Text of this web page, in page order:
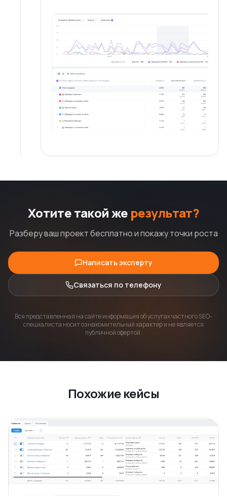
Хотите такой же результат?
Разберу ваш проект бесплатно и покажу точки роста
Написать эксперту
Связаться по телефону
Вся представленная на сайте информация об услугах частного SEO-
специалиста носит ознакомительный характер и не является
публичной офертой.
Похожие кейсы